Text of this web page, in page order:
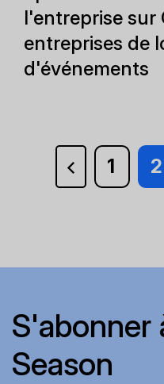
l'entreprise sur
entreprises de
d'événements
1 2
S'abonner
Season